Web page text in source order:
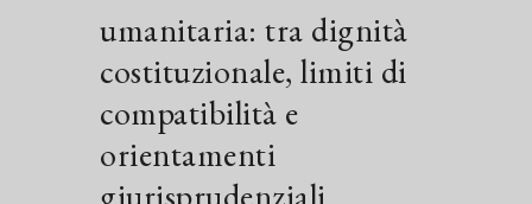
umanitaria: tra dignità
costituzionale, limiti di
compatibilità e
orientamenti